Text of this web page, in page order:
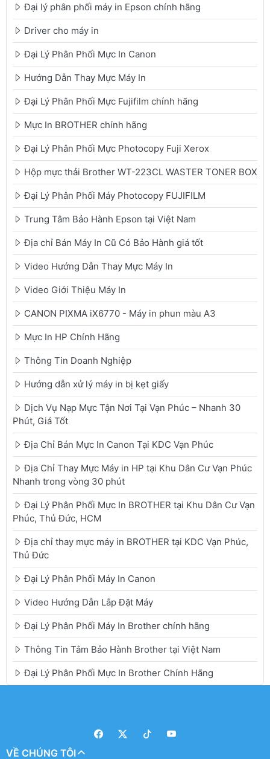
Đại lý phân phối máy in Epson chính hãng
Driver cho máy in
Đại Lý Phân Phối Mực In Canon
Hướng Dẫn Thay Mực Máy In
Đại Lý Phân Phối Mực Fujifilm chính hãng
Mực In BROTHER chính hãng
Đại Lý Phân Phối Mực Photocopy Fuji Xerox
Hộp mực thải Brother WT-223CL WASTER TONER BOX
Đại Lý Phân Phối Máy Photocopy FUJIFILM
Trung Tâm Bảo Hành Epson tại Việt Nam
Địa chỉ Bán Máy In Cũ Có Bảo Hành giá tốt
Video Hướng Dẫn Thay Mực Máy In
Video Giới Thiệu Máy In
CANON PIXMA iX6770 - Máy in phun màu A3
Mực In HP Chính Hãng
Thông Tin Doanh Nghiệp
Hướng dẫn xử lý máy in bị kẹt giấy
Dịch Vụ Nạp Mực Tận Nơi Tại Vạn Phúc – Nhanh 30
Phút, Giá Tốt
Địa Chỉ Bán Mực In Canon Tại KDC Vạn Phúc
Địa Chỉ Thay Mực Máy in HP tại Khu Dân Cư Vạn Phúc
Nhanh trong vòng 30 phút
Đại Lý Phân Phối Mực In BROTHER tại Khu Dân Cư Vạn
Phúc, Thủ Đức, HCM
Địa chỉ thay mực máy in BROTHER tại KDC Vạn Phúc,
Thủ Đức
Đại Lý Phân Phối Máy In Canon
Video Hướng Dẫn Lắp Đặt Máy
Đại Lý Phân Phối Máy In Brother chính hãng
Thông Tin Tâm Bảo Hành Brother tại Việt Nam
Đại Lý Phân Phối Mực In Brother Chính Hãng
VỀ CHÚNG TÔI